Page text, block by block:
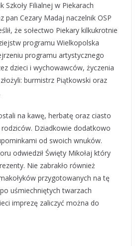
Szkoły Filialnej w Piekarach
pan Cezary Madaj naczelnik OSP
że sołectwo Piekary kilkukrotnie
programu Wielkopolska
programu artystycznego
dzieci i wychowawców, życzenia
burmistrz Piątkowski oraz
na kawę, herbatę oraz ciasto
Dziadkowie dodatkowo
od swoich wnuków.
odwiedził Święty Mikołaj który
Nie zabrakło również
przygotowanych na tę
uśmiechniętych twarzach
imprezę zaliczyć można do